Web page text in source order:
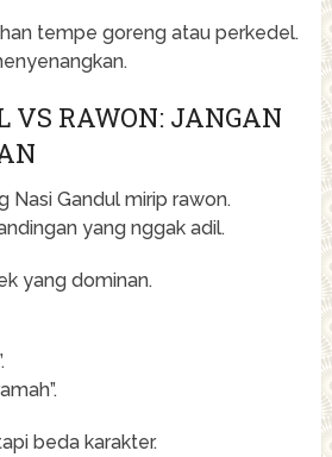
tempe goreng atau perkedel.
VS RAWON: JANGAN
Nasi Gandul mirip rawon.
yang nggak adil.
yang dominan.
beda karakter.